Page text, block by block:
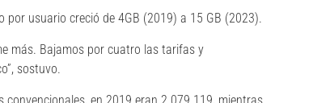
por usuario creció de 4GB (2019) a 15 GB (2023).
más. Bajamos por cuatro las tarifas y
sostuvo.